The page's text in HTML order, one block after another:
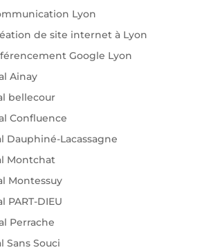
Lyon
de site internet à Lyon
Google Lyon
Ainay
bellecour
Confluence
Dauphiné-Lacassagne
Montchat
Montessuy
DIEU
Perrache
Sans Souci